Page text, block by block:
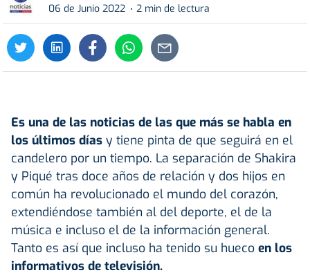
06 de Junio 2022
2 min de lectura
Es una de las noticias de las que más se habla en
los últimos días y tiene pinta de que seguirá en el
candelero por un tiempo. La separación de Shakira
y Piqué tras doce años de relación y dos hijos en
común ha revolucionado el mundo del corazón,
extendiéndose también al del deporte, el de la
música e incluso el de la información general.
Tanto es así que incluso ha tenido su hueco en los
informativos de televisión.